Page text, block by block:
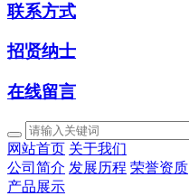
联系方式
招贤纳士
在线留言
网站首页 关于我们
公司简介 发展历程 荣誉资质
产品展示